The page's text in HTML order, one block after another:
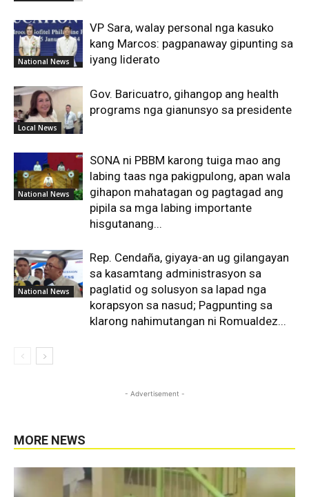
National News
VP Sara, walay personal nga kasuko
kang Marcos: pagpanaway gipunting sa
iyang liderato
Local News
Gov. Baricuatro, gihangop ang health
programs nga gianunsyo sa presidente
National News
SONA ni PBBM karong tuiga mao ang
labing taas nga pakigpulong, apan wala
gihapon mahatagan og pagtagad ang
pipila sa mga labing importante
hisgutanang...
National News
Rep. Cendaña, giyaya-an ug gilangayan
sa kasamtang administrasyon sa
paglatid og solusyon sa lapad nga
korapsyon sa nasud; Pagpunting sa
klarong nahimutangan ni Romualdez...
- Advertisement -
MORE NEWS